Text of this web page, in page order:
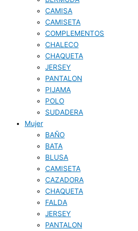
CAMISA
CAMISETA
COMPLEMENTOS
CHALECO
CHAQUETA
JERSEY
PANTALON
PIJAMA
POLO
SUDADERA
Mujer
BAÑO
BATA
BLUSA
CAMISETA
CAZADORA
CHAQUETA
FALDA
JERSEY
PANTALON